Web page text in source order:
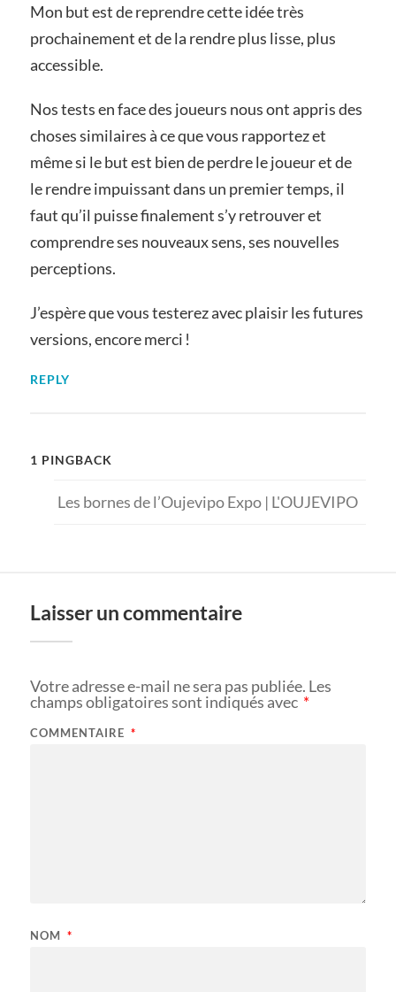
Mon but est de reprendre cette idée très
prochainement et de la rendre plus lisse, plus
accessible.
Nos tests en face des joueurs nous ont appris des
choses similaires à ce que vous rapportez et
même si le but est bien de perdre le joueur et de
le rendre impuissant dans un premier temps, il
faut qu’il puisse finalement s’y retrouver et
comprendre ses nouveaux sens, ses nouvelles
perceptions.
J’espère que vous testerez avec plaisir les futures
versions, encore merci !
REPLY
1 PINGBACK
Les bornes de l’Oujevipo Expo | L'OUJEVIPO
Laisser un commentaire
Votre adresse e-mail ne sera pas publiée. Les
champs obligatoires sont indiqués avec *
COMMENTAIRE *
NOM *